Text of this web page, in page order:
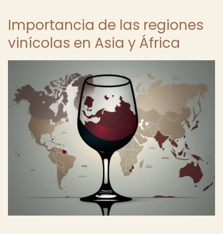
Importancia de las regiones
vinícolas en Asia y África